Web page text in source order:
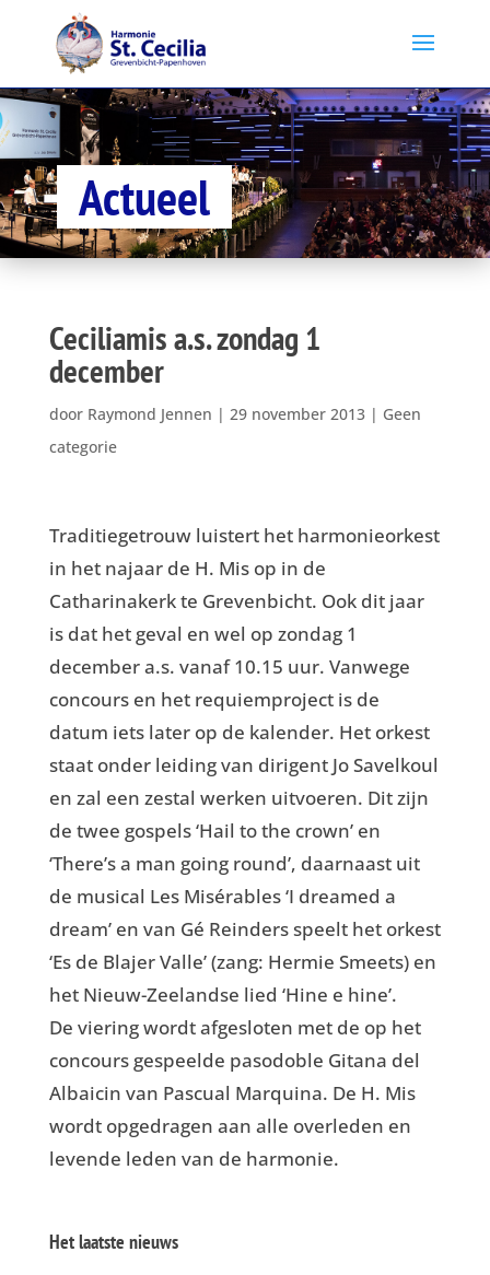
Actueel
Ceciliamis a.s. zondag 1
december
door Raymond Jennen | 29 november 2013| Geen
categorie
Traditiegetrouw luistert het harmonieorkest
in het najaar de H. Mis op in de
Catharinakerk te Grevenbicht. Ook dit jaar
is dat het geval en wel op zondag 1
december a.s. vanaf 10.15 uur. Vanwege
concours en het requiemproject is de
datum iets later op de kalender. Het orkest
staat onder leiding van dirigent Jo Savelkoul
en zal een zestal werken uitvoeren. Dit zijn
de twee gospels ‘Hail to the crown’ en
‘There’s a man going round’, daarnaast uit
de musical Les Misérables ‘I dreamed a
dream’ en van Gé Reinders speelt het orkest
‘Es de Blajer Valle’ (zang: Hermie Smeets) en
het Nieuw-Zeelandse lied ‘Hine e hine’.
De viering wordt afgesloten met de op het
concours gespeelde pasodoble Gitana del
Albaicin van Pascual Marquina. De H. Mis
wordt opgedragen aan alle overleden en
levende leden van de harmonie.
Het laatste nieuws